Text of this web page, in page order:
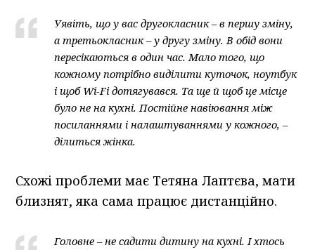
Уявіть, що у вас другокласник – в першу зміну,
а третьокласник – у другу зміну. В обід вони
пересікаються в один час. Мало того, що
кожному потрібно виділити куточок, ноутбук
і щоб Wi-Fi дотягувався. Та ще й щоб це місце
було не на кухні. Постійне навіювання між
посиланнями і налаштуваннями у кожного, –
ділиться жінка.
Схожі проблеми має Тетяна Лаптєва, мати
близнят, яка сама працює дистанційно.
Головне – не садити дитину на кухні. І хтось